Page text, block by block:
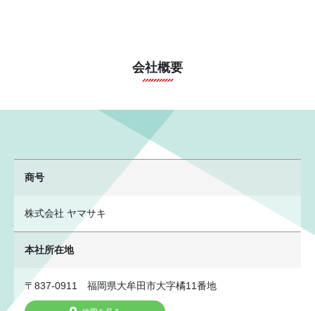
会社概要
商号
株式会社 ヤマサキ
本社所在地
〒837-0911 福岡県大牟田市大字橘11番地